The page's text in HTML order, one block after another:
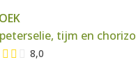
tijm en chorizo
8,0